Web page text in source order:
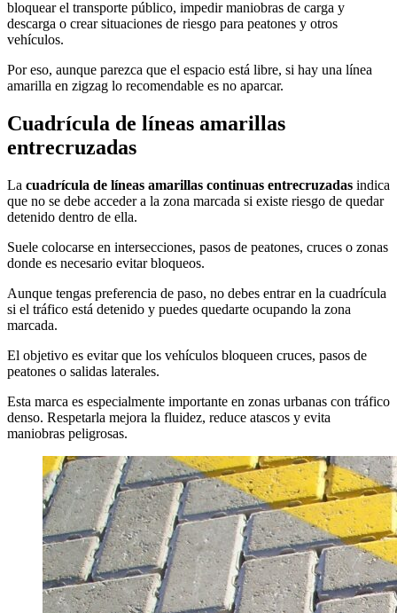
bloquear el transporte público, impedir maniobras de carga y
descarga o crear situaciones de riesgo para peatones y otros
vehículos.
Por eso, aunque parezca que el espacio está libre, si hay una línea
amarilla en zigzag lo recomendable es no aparcar.
Cuadrícula de líneas amarillas
entrecruzadas
La cuadrícula de líneas amarillas continuas entrecruzadas indica
que no se debe acceder a la zona marcada si existe riesgo de quedar
detenido dentro de ella.
Suele colocarse en intersecciones, pasos de peatones, cruces o zonas
donde es necesario evitar bloqueos.
Aunque tengas preferencia de paso, no debes entrar en la cuadrícula
si el tráfico está detenido y puedes quedarte ocupando la zona
marcada.
El objetivo es evitar que los vehículos bloqueen cruces, pasos de
peatones o salidas laterales.
Esta marca es especialmente importante en zonas urbanas con tráfico
denso. Respetarla mejora la fluidez, reduce atascos y evita
maniobras peligrosas.